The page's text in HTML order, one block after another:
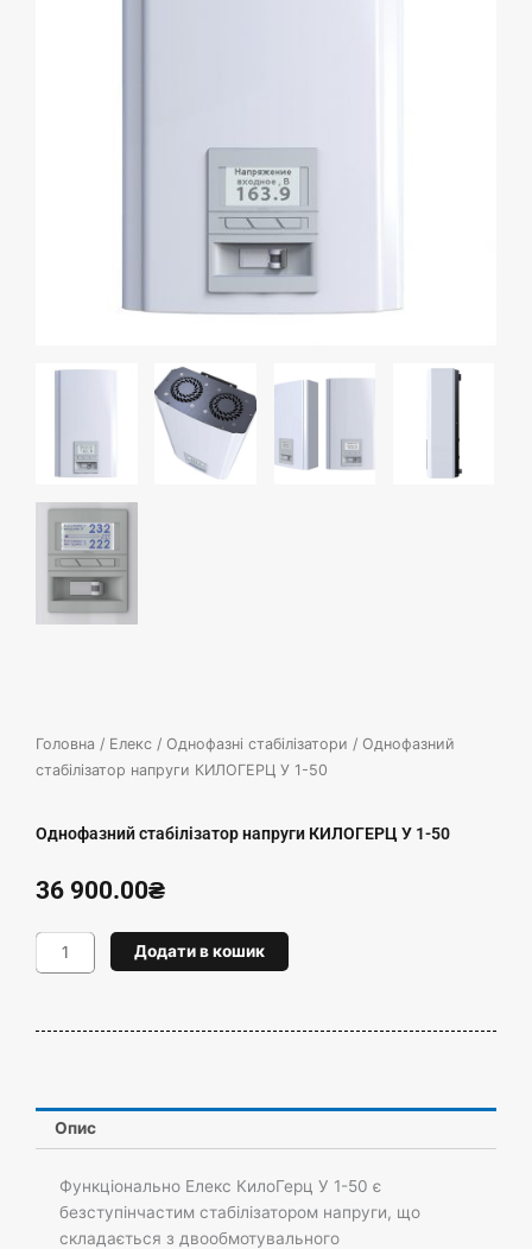
Головна / Елекс / Однофазні стабілізатори / Однофазний
стабілізатор напруги КИЛОГЕРЦ У 1-50
Однофазний стабілізатор напруги КИЛОГЕРЦ У 1-50
36 900.00₴
Однофазний
стабілізатор
кількість
Додати в кошик
Опис
Функціонально Елекс КилоГерц У 1-50 є
безступінчастим стабілізатором напруги, що
складається з двообмотувального